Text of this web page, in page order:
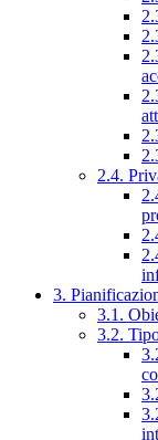
2.4.
3.
3.1.
3.2.